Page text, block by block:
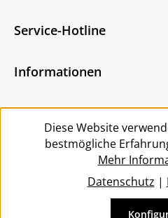
Ich habe die
bin mit ihnen
Zeichen ein*
Die mit einem Stern (*)
Service-Hotline
Informationen
Service
Diese Website
bestmögliche
Mehr
Datenschutz |